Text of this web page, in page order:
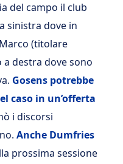
del campo il club
sinistra dove in
(titolare
a destra dove sono
Gosens potrebbe
caso in un’offerta
i discorsi
Anche Dumfries
prossima sessione